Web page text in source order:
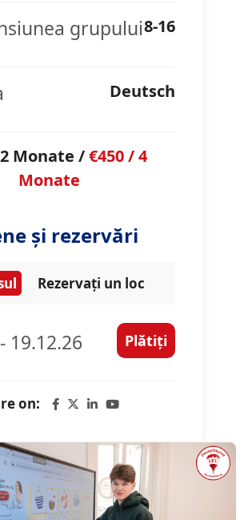
grupului8-16
Deutsch
Monate /€450 / 4
Monate
și rezervări
Rezervați un loc
19.12.26 Plătiți
on: